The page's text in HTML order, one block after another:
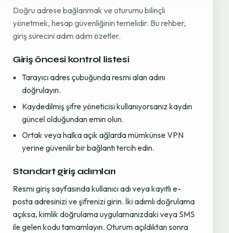
Doğru adrese bağlanmak ve oturumu bilinçli
yönetmek, hesap güvenliğinin temelidir. Bu rehber,
giriş sürecini adım adım özetler.
Giriş öncesi kontrol listesi
Tarayıcı adres çubuğunda resmi alan adını
doğrulayın.
Kaydedilmiş şifre yöneticisi kullanıyorsanız kaydın
güncel olduğundan emin olun.
Ortak veya halka açık ağlarda mümkünse VPN
yerine güvenilir bir bağlantı tercih edin.
Standart giriş adımları
Resmi giriş sayfasında kullanıcı adı veya kayıtlı e-
posta adresinizi ve şifrenizi girin. İki adımlı doğrulama
açıksa, kimlik doğrulama uygulamanızdaki veya SMS
ile gelen kodu tamamlayın. Oturum açıldıktan sonra